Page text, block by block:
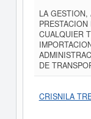
LA GESTION,
CUALQUIER
DE
CRISNILA